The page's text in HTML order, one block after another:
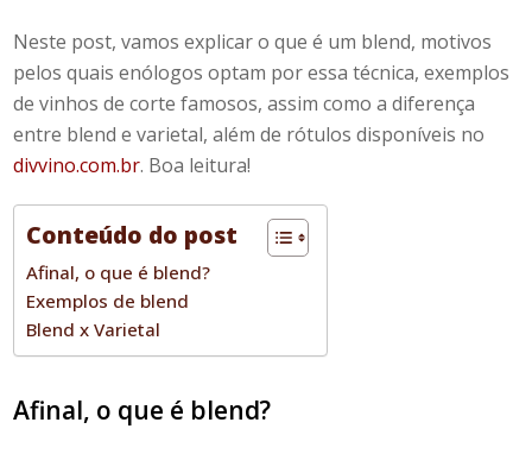
Neste post, vamos explicaro que é um blend, motivos
pelos quais enólogos optam por essa técnica, exemplos
devinhos de cortefamosos, assim como a diferença
entre blende varietal, além de rótulos disponíveis no
divvino.com.br. Boa leitura!
Conteúdo do post
Afinal, o que é blend?
Exemplos de blend
Blend x Varietal
Afinal, o que é blend?